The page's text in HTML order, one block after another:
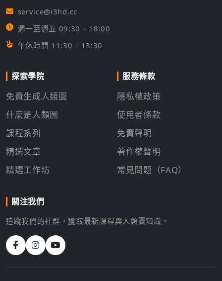
service@i3hd.cc
週一至週五 09:30 – 18:00
午休時間 11:30 – 13:30
探索學院
免費生成人類圖
什麼是人類圖
課程系列
精選文章
精選工作坊
服務條款
隱私權政策
使用者條款
免責聲明
著作權聲明
常見問題（FAQ）
關注我們
追蹤我們的社群，獲取最新課程與人類圖知識。